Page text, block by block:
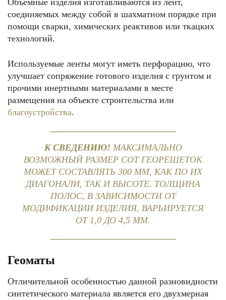
Объёмные изделия изготавливаются из лент,
соединяемых между собой в шахматном порядке при
помощи сварки, химических реактивов или ткацких
технологий.
Используемые ленты могут иметь перфорацию, что
улучшает сопряжение готового изделия с грунтом и
прочими инертными материалами в месте
размещения на объекте строительства или
благоустройства.
К СВЕДЕНИЮ! МАКСИМАЛЬНО
ВОЗМОЖНЫЙ РАЗМЕР СОТ ГЕОРЕШЕТОК
МОЖЕТ СОСТАВЛЯТЬ 300 ММ, КАК ПО ИХ
ДИАГОНАЛИ, ТАК И ВЫСОТЕ. ТОЛЩИНА
ПОЛОС, В ЗАВИСИМОСТИ ОТ
МОДИФИКАЦИИ ИЗДЕЛИЯ, ВАРЬИРУЕТСЯ
ОТ 1,0 ДО 4,5 ММ.
Геоматы
Отличительной особенностью данной разновидности
синтетического материала является его двухмерная